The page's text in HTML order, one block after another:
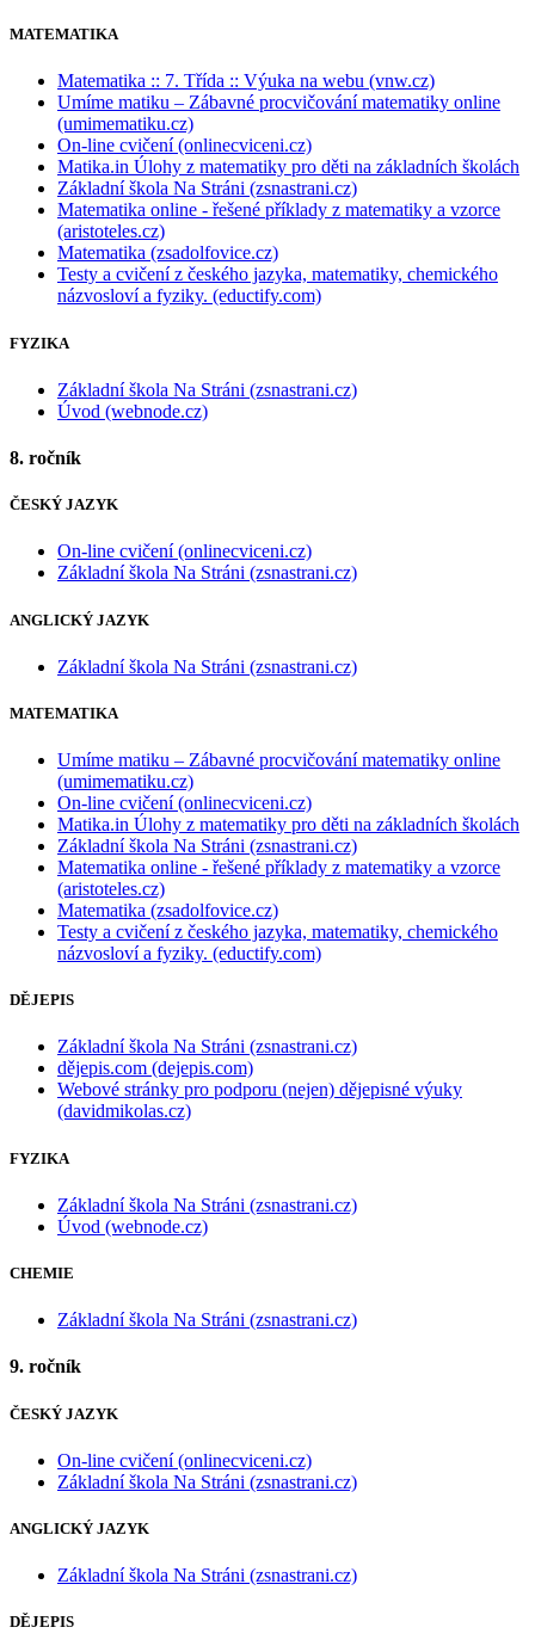
MATEMATIKA
Matematika :: 7. Třída :: Výuka na webu (vnw.cz)
Umíme matiku – Zábavné procvičování matematiky online
(umimematiku.cz)
On-line cvičení (onlinecviceni.cz)
Matika.in Úlohy z matematiky pro děti na základních školách
Základní škola Na Stráni (zsnastrani.cz)
Matematika online - řešené příklady z matematiky a vzorce
(aristoteles.cz)
Matematika (zsadolfovice.cz)
Testy a cvičení z českého jazyka, matematiky, chemického
názvosloví a fyziky. (eductify.com)
FYZIKA
Základní škola Na Stráni (zsnastrani.cz)
Úvod (webnode.cz)
8. ročník
ČESKÝ JAZYK
On-line cvičení (onlinecviceni.cz)
Základní škola Na Stráni (zsnastrani.cz)
ANGLICKÝ JAZYK
Základní škola Na Stráni (zsnastrani.cz)
MATEMATIKA
Umíme matiku – Zábavné procvičování matematiky online
(umimematiku.cz)
On-line cvičení (onlinecviceni.cz)
Matika.in Úlohy z matematiky pro děti na základních školách
Základní škola Na Stráni (zsnastrani.cz)
Matematika online - řešené příklady z matematiky a vzorce
(aristoteles.cz)
Matematika (zsadolfovice.cz)
Testy a cvičení z českého jazyka, matematiky, chemického
názvosloví a fyziky. (eductify.com)
DĚJEPIS
Základní škola Na Stráni (zsnastrani.cz)
dějepis.com (dejepis.com)
Webové stránky pro podporu (nejen) dějepisné výuky
(davidmikolas.cz)
FYZIKA
Základní škola Na Stráni (zsnastrani.cz)
Úvod (webnode.cz)
CHEMIE
Základní škola Na Stráni (zsnastrani.cz)
9. ročník
ČESKÝ JAZYK
On-line cvičení (onlinecviceni.cz)
Základní škola Na Stráni (zsnastrani.cz)
ANGLICKÝ JAZYK
Základní škola Na Stráni (zsnastrani.cz)
DĚJEPIS